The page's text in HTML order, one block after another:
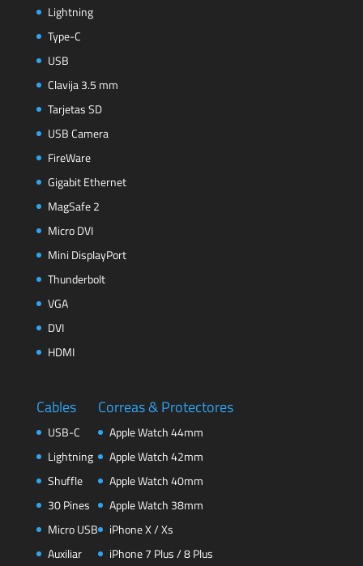
Lightning
Type-C
USB
Clavija 3.5 mm
Tarjetas SD
USB Camera
FireWare
Gigabit Ethernet
MagSafe 2
Micro DVI
Mini DisplayPort
Thunderbolt
VGA
DVI
HDMI
Cables
USB-C
Lightning
Shuffle
30 Pines
Micro USB
Auxiliar
Correas & Protectores
Apple Watch 44mm
Apple Watch 42mm
Apple Watch 40mm
Apple Watch 38mm
iPhone X / Xs
iPhone 7 Plus / 8 Plus